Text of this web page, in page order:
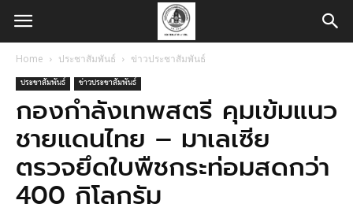
Home ประชาสัมพันธ์ ข่าวประชาสัมพันธ์
ประชาสัมพันธ์ ข่าวประชาสัมพันธ์
กองกำลังเทพสตรี คุมเข้มแนว
ชายแดนไทย – มาเลเซีย
ตรวจยึดใบพืชกระท่อมสดกว่า
400 กิโลกรัม